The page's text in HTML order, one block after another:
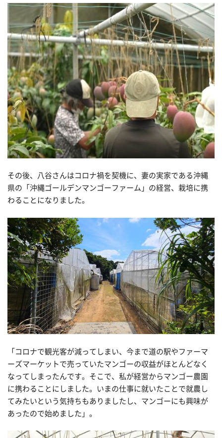
その後、八谷さんはコロナ禍を契機に、妻の実家である沖縄
県の「沖縄ゴールデンマンゴーファーム」の経営、栽培に携
わることになりました。
「コロナで観光客が減ってしまい、今まで道の駅やファーマ
ーズマーケットで売っていたマンゴーの収益がほとんどなく
なってしまったんです。そこで、私が経営からマンゴー農園
に携わることにしました。いまの仕事に就いたことで就農し
てみたいという気持ちもありましたし、マンゴーにも興味が
あったので始めました」。